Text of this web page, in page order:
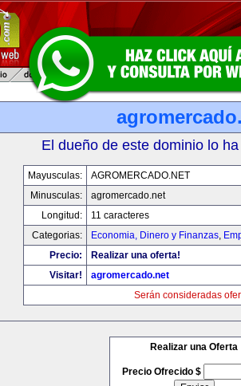
El dueño de este dominio lo
Mayusculas:
AGROMERCADO.NET
Minusculas:
agromercado.net
Longitud:
11 caracteres
Categorias:
Economia, Dinero y Finanzas,
Precio:
Realizar una oferta!
Visitar!
agromercado.net
Serán consideradas
Realizar una Oferta
Precio Ofrecido $